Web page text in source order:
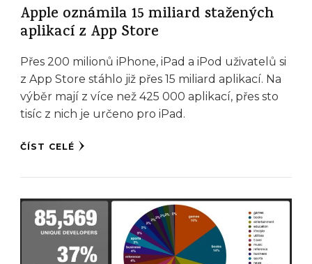
Apple oznámila 15 miliard stažených
aplikací z App Store
Přes 200 milionů iPhone, iPad a iPod uživatelů si
z App Store stáhlo již přes 15 miliard aplikací. Na
výběr mají z více než 425 000 aplikací, přes sto
tisíc z nich je určeno pro iPad.
ČÍST CELÉ